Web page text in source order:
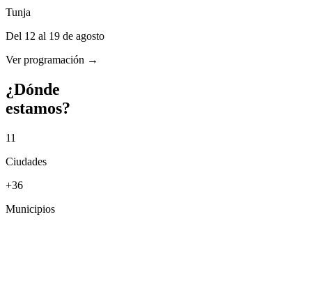
Tunja
Del 12 al 19 de agosto
Ver programación →
¿Dónde
estamos?
11
Ciudades
+36
Municipios